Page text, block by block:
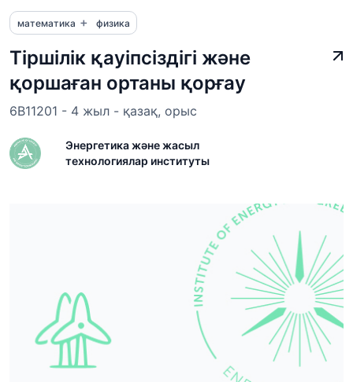
математика + физика
Тіршілік қауіпсіздігі және
қоршаған ортаны қорғау
6B11201 - 4 жыл - қазақ, орыс
Энергетика және жасыл
технологиялар институты